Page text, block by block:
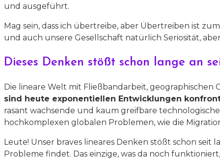
und ausgeführt.
Mag sein, dass ich übertreibe, aber Übertreiben ist
und auch unsere Gesellschaft natürlich Seriosität,
Dieses Denken stößt schon lange an
Die lineare Welt mit Fließbandarbeit,
sind heute exponentiellen Entwicklungen
rasant wachsende und kaum greifbare
hochkomplexen globalen Problemen, wie die
Leute! Unser braves lineares Denken stößt schon
Probleme findet. Das einzige, was da noch